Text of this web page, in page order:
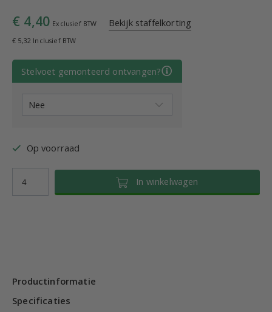
€ 4,40 Exclusief BTW Bekijk staffelkorting
€ 5,32 Inclusief BTW
Stelvoet gemonteerd ontvangen?
Op voorraad
In winkelwagen
Productinformatie
Specificaties